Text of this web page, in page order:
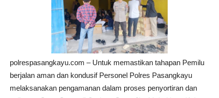
polrespasangkayu.com – Untuk memastikan tahapan Pemilu
berjalan aman dan kondusif Personel Polres Pasangkayu
melaksanakan pengamanan dalam proses penyortiran dan